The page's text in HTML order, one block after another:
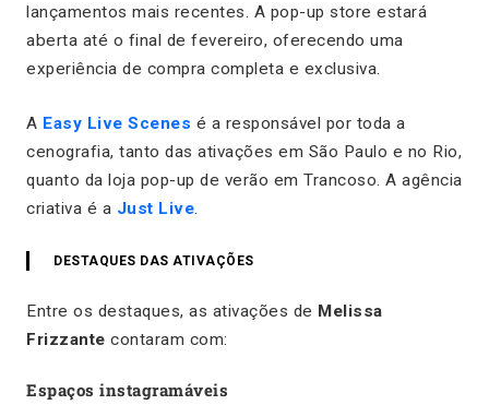
lançamentos mais recentes. A pop-up store estará
aberta até o final de fevereiro, oferecendo uma
experiência de compra completa e exclusiva.
A Easy Live Scenes é a responsável por toda a
cenografia, tanto das ativações em São Paulo e no Rio,
quanto da loja pop-up de verão em Trancoso. A agência
criativa é a Just Live.
DESTAQUES DAS ATIVAÇÕES
Entre os destaques, as ativações de Melissa
Frizzante contaram com:
Espaços instagramáveis